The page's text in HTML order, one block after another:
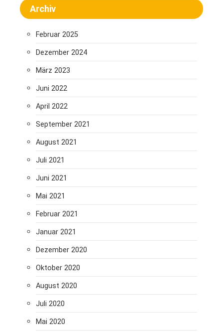
Archiv
Februar 2025
Dezember 2024
März 2023
Juni 2022
April 2022
September 2021
August 2021
Juli 2021
Juni 2021
Mai 2021
Februar 2021
Januar 2021
Dezember 2020
Oktober 2020
August 2020
Juli 2020
Mai 2020